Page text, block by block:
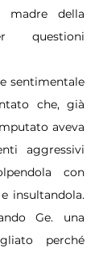
madre della
questioni
sentimentale
che, già
aveva
aggressivi
con
insultandola.
Ge. una
perché